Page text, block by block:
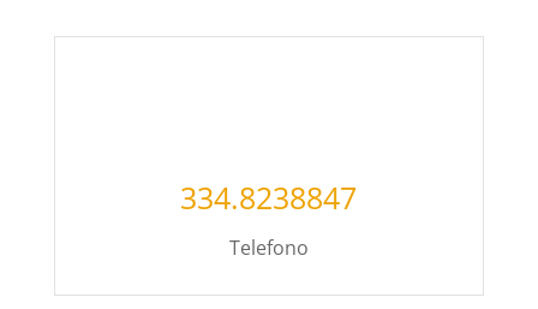
334.8238847
Telefono